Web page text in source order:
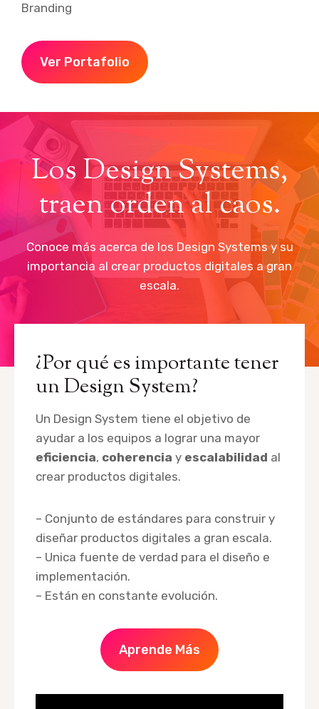
Branding
Ver Portafolio
Los Design Systems,
traen orden al caos.
Conoce más acerca de los Design Systems y su
importancia al crear productos digitales a gran
escala.
¿Por qué es importante tener
un Design System?
Un Design System tiene el objetivo de
ayudar a los equipos a lograr una mayor
eficiencia, coherencia y escalabilidad al
crear productos digitales.
– Conjunto de estándares para construir y
diseñar productos digitales a gran escala.
– Unica fuente de verdad para el diseño e
implementación.
– Están en constante evolución.
Aprende Más